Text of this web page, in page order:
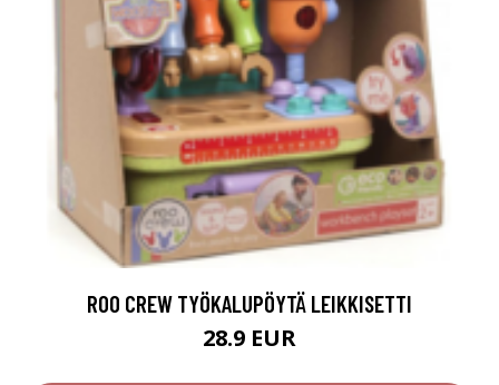
ROO CREW TYÖKALUPÖYTÄ LEIKKISETTI
28.9 EUR